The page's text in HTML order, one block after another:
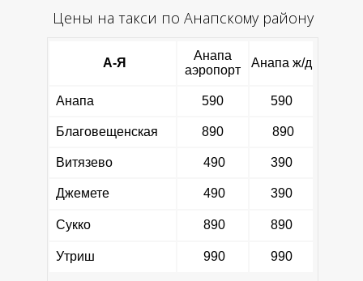
А-Я
Анапа
аэропорт
Анапа ж/д
Анапа 590 590
Благовещенская 890 890
Витязево 490 390
Джемете 490 390
Сукко 890 890
Утриш 990 990
Цены на такси по Анапскому району